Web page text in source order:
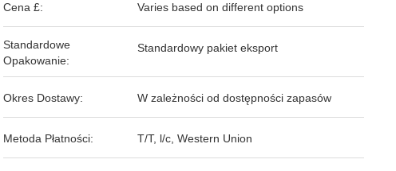
Cena £: Varies based on different options
Standardowe
Opakowanie:
Standardowy pakiet eksport
Okres Dostawy: W zależności od dostępności zapasów
Metoda Płatności: T/T, l/c, Western Union